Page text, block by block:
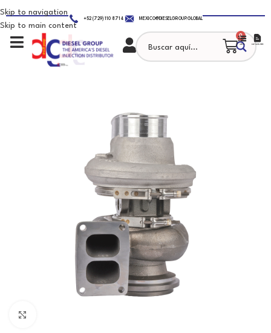
Skip to navigation
Skip to main content
+52 (729) 110 8714 MEXICO@DIESELGROUP.GLOBAL
0